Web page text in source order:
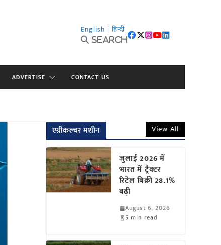
English | हिन्दी
Search
ADVERTISE CONTACT US
एग्रीकल्चर मशीन View All
जुलाई 2026 में
भारत में ट्रैक्टर
रिटेल बिक्री 28.1%
बढ़ी
August 6, 2026
5 min read